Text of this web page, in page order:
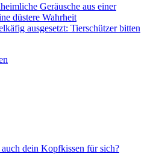
Geräusche aus einer
düstere Wahrheit
ausgesetzt: Tierschützer bitten
dein Kopfkissen für sich?